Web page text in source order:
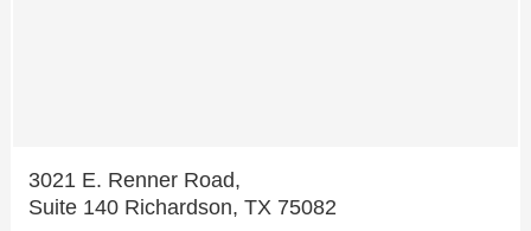
3021 E. Renner Road,
Suite 140 Richardson, TX 75082